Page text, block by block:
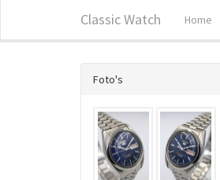
Classic Watch Home
Foto's